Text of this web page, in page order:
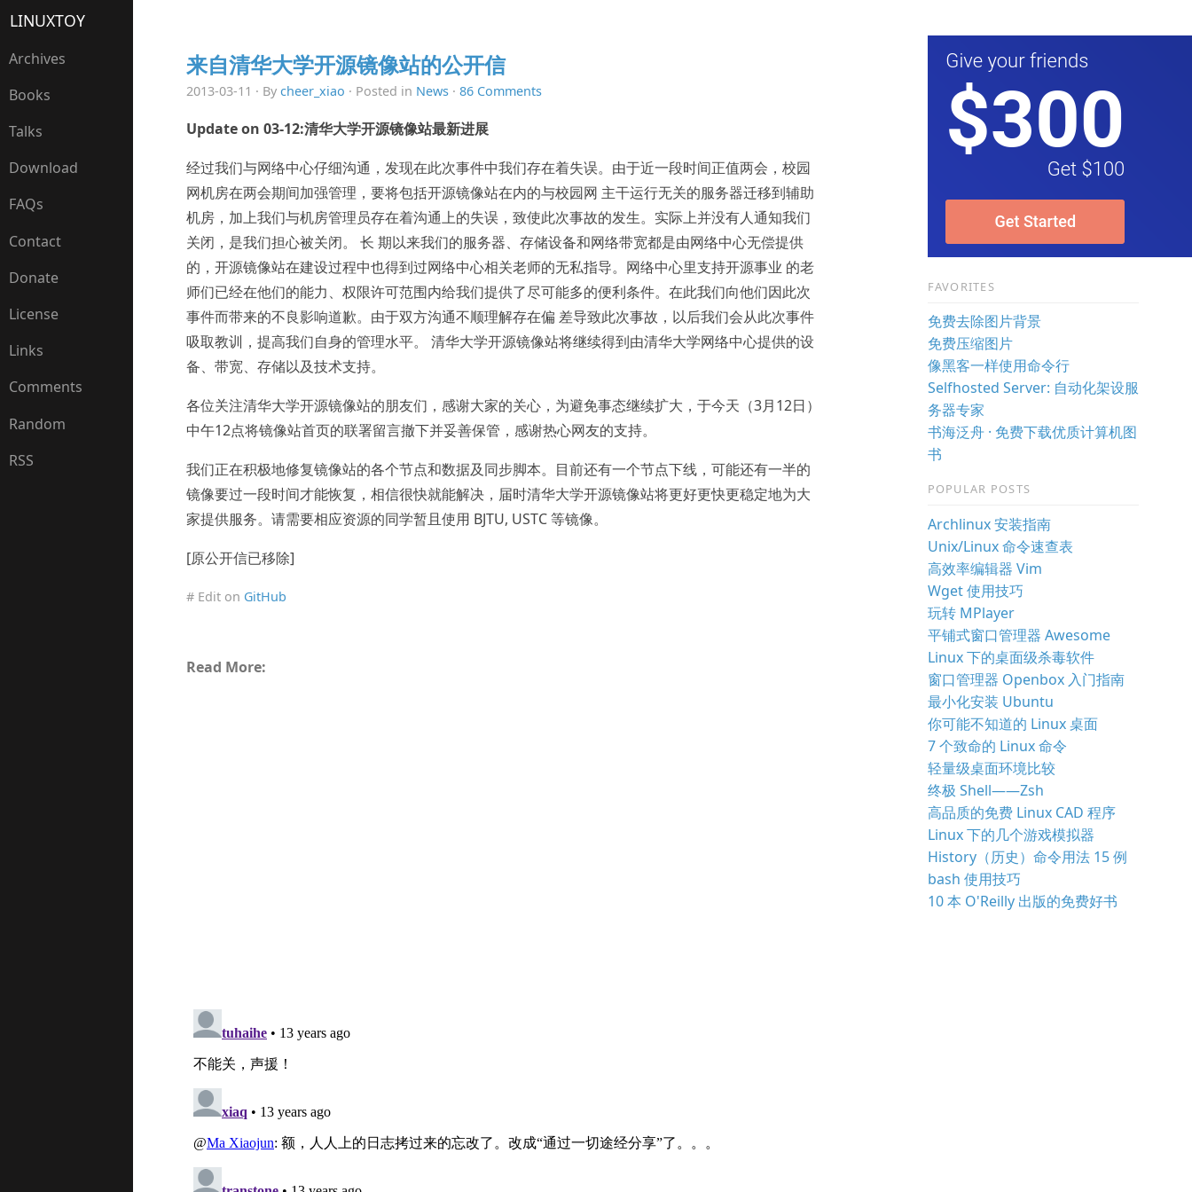
LINUXTOY
Archives
Books
Talks
Download
FAQs
Contact
Donate
License
Links
Comments
Random
RSS
来自清华大学开源镜像站的公开信
2013-03-11 · By cheer_xiao · Posted in News· 86 Comments
Update on 03-12:清华大学开源镜像站最新进展
经过我们与网络中心仔细沟通，发现在此次事件中我们存在着失误。由于近一段时间正值两会，校园
网机房在两会期间加强管理，要将包括开源镜像站在内的与校园网 主干运行无关的服务器迁移到辅助
机房，加上我们与机房管理员存在着沟通上的失误，致使此次事故的发生。实际上并没有人通知我们
关闭，是我们担心被关闭。 长 期以来我们的服务器、存储设备和网络带宽都是由网络中心无偿提供
的，开源镜像站在建设过程中也得到过网络中心相关老师的无私指导。网络中心里支持开源事业 的老
师们已经在他们的能力、权限许可范围内给我们提供了尽可能多的便利条件。在此我们向他们因此次
事件而带来的不良影响道歉。由于双方沟通不顺理解存在偏 差导致此次事故，以后我们会从此次事件
吸取教训，提高我们自身的管理水平。 清华大学开源镜像站将继续得到由清华大学网络中心提供的设
备、带宽、存储以及技术支持。
各位关注清华大学开源镜像站的朋友们，感谢大家的关心，为避免事态继续扩大，于今天（3月12日）
中午12点将镜像站首页的联署留言撤下并妥善保管，感谢热心网友的支持。
我们正在积极地修复镜像站的各个节点和数据及同步脚本。目前还有一个节点下线，可能还有一半的
镜像要过一段时间才能恢复，相信很快就能解决，届时清华大学开源镜像站将更好更快更稳定地为大
家提供服务。请需要相应资源的同学暂且使用 BJTU, USTC 等镜像。
[原公开信已移除]
# Edit on GitHub
Read More:
FAVORITES
免费去除图片背景
免费压缩图片
像黑客一样使用命令行
Selfhosted Server: 自动化架设服
务器专家
书海泛舟 · 免费下载优质计算机图
书
POPULAR POSTS
Archlinux 安装指南
Unix/Linux 命令速查表
高效率编辑器 Vim
Wget 使用技巧
玩转 MPlayer
平铺式窗口管理器 Awesome
Linux 下的桌面级杀毒软件
窗口管理器 Openbox 入门指南
最小化安装 Ubuntu
你可能不知道的 Linux 桌面
7 个致命的 Linux 命令
轻量级桌面环境比较
终极 Shell——Zsh
高品质的免费 Linux CAD 程序
Linux 下的几个游戏模拟器
History（历史）命令用法 15 例
bash 使用技巧
10 本 O'Reilly 出版的免费好书